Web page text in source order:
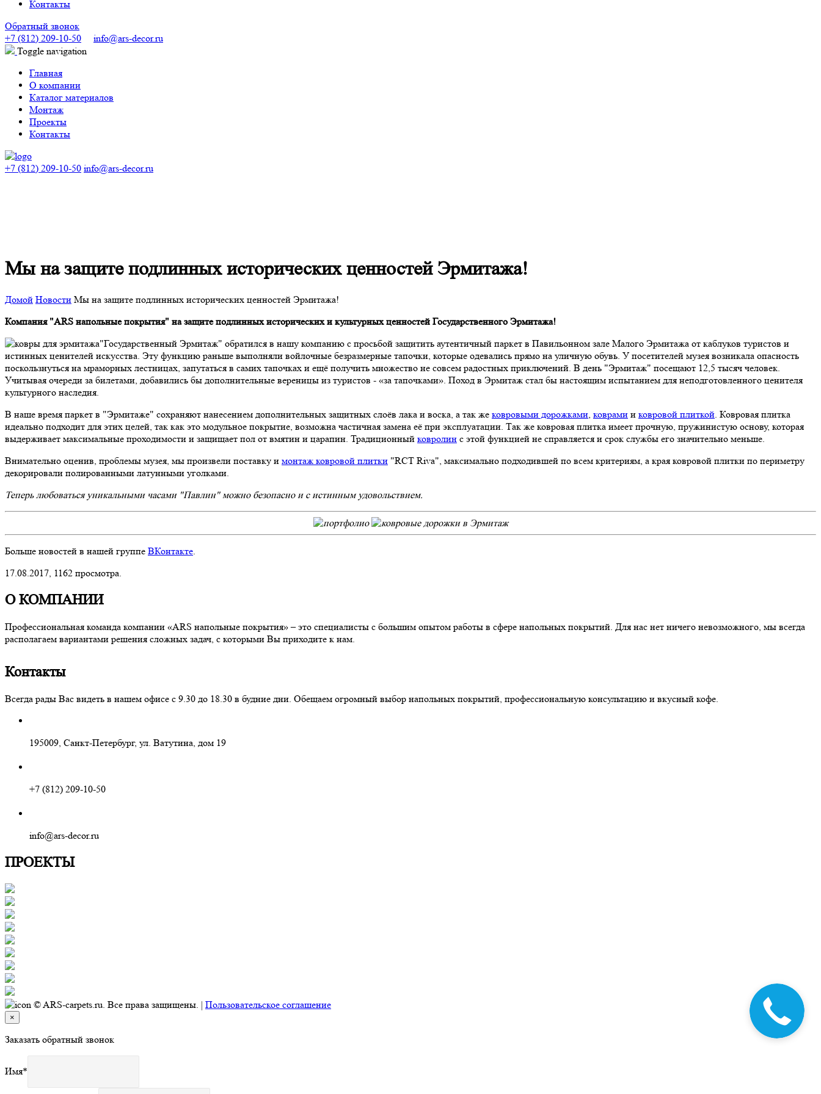
Контакты
Обратный звонок
+7 (812) 209-10-50
info@ars-decor.ru
Toggle navigation
Главная
О компании
Каталог материалов
Монтаж
Проекты
Контакты
+7 (812) 209-10-50 info@ars-decor.ru
Мы на защите подлинных исторических ценностей Эрмитажа!
Домой Новости Мы на защите подлинных исторических ценностей Эрмитажа!
Компания "ARS напольные покрытия" на защите подлинных исторических и культурных ценностей Государственного Эрмитажа!
"Государственный Эрмитаж" обратился в нашу компанию с просьбой защитить аутентичный паркет в Павильонном зале Малого Эрмитажа от каблуков туристов и
истинных ценителей искусства. Эту функцию раньше выполняли войлочные безразмерные тапочки, которые одевались прямо на уличную обувь. У посетителей музея возникала опасность
поскользнуться на мраморных лестницах, запутаться в самих тапочках и ещё получить множество не совсем радостных приключений. В день "Эрмитаж" посещают 12,5 тысяч человек.
Учитывая очереди за билетами, добавились бы дополнительные вереницы из туристов - «за тапочками». Поход в Эрмитаж стал бы настоящим испытанием для неподготовленного ценителя
культурного наследия.
В наше время паркет в "Эрмитаже" сохраняют нанесением дополнительных защитных слоёв лака и воска, а так же ковровыми дорожками, коврами и ковровой плиткой. Ковровая плитка
идеально подходит для этих целей, так как это модульное покрытие, возможна частичная замена её при эксплуатации. Так же ковровая плитка имеет прочную, пружинистую основу, которая
выдерживает максимальные проходимости и защищает пол от вмятин и царапин. Традиционный ковролин с этой функцией не справляется и срок службы его значительно меньше.
Внимательно оценив, проблемы музея, мы произвели поставку и монтаж ковровой плитки "RCT Riva", максимально подходившей по всем критериям, а края ковровой плитки по периметру
декорировали полированными латунными уголками.
Теперь любоваться уникальными часами "Павлин" можно безопасно и с истинным удовольствием.
Больше новостей в нашей группе ВКонтакте.
17.08.2017, 1162 просмотра.
О КОМПАНИИ
Профессиональная команда компании «ARS напольные покрытия» – это специалисты с большим опытом работы в сфере напольных покрытий. Для нас нет ничего невозможного, мы всегда
располагаем вариантами решения сложных задач, с которыми Вы приходите к нам.
Контакты
Всегда рады Вас видеть в нашем офисе с 9.30 до 18.30 в будние дни. Обещаем огромный выбор напольных покрытий, профессиональную консультацию и вкусный кофе.
195009, Санкт-Петербург, ул. Ватутина, дом 19
+7 (812) 209-10-50
info@ars-decor.ru
ПРОЕКТЫ
© ARS-carpets.ru. Все права защищены. | Пользовательское соглашение
×
Заказать обратный звонок
Имя*